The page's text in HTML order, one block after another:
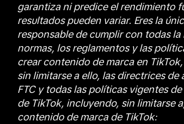
garantiza ni predice el rendimiento
resultados pueden variar. Eres la
responsable de cumplir con todas la
normas, los reglamentos y las
crear contenido de marca en
sin limitarse a ello, las directrices de
FTC y todas las políticas vigentes
de TikTok, incluyendo, sin limitarse
contenido de marca de TikTok: